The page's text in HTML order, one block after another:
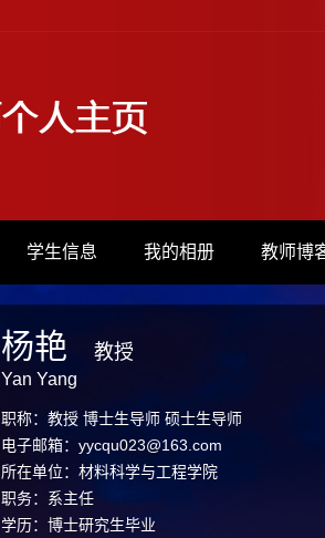
学生信息 我的相册 教师博
杨艳
Yan Yang
教授
职称：教授 博士生导师 硕士生导师
电子邮箱： yycqu023@163.com
所在单位：材料科学与工程学院
职务：系主任
学历：博士研究生毕业